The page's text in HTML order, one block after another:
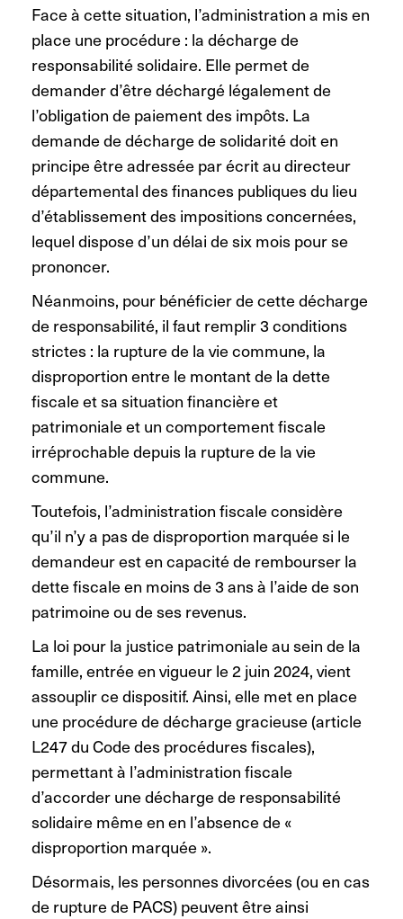
Face à cette situation, l’administration a mis en
place une procédure : la décharge de
responsabilité solidaire. Elle permet de
demander d’être déchargé légalement de
l’obligation de paiement des impôts. La
demande de décharge de solidarité doit en
principe être adressée par écrit au directeur
départemental des finances publiques du lieu
d’établissement des impositions concernées,
lequel dispose d’un délai de six mois pour se
prononcer.
Néanmoins, pour bénéficier de cette décharge
de responsabilité, il faut remplir 3 conditions
strictes : la rupture de la vie commune, la
disproportion entre le montant de la dette
fiscale et sa situation financière et
patrimoniale et un comportement fiscale
irréprochable depuis la rupture de la vie
commune.
Toutefois, l’administration fiscale considère
qu’il n’y a pas de disproportion marquée si le
demandeur est en capacité de rembourser la
dette fiscale en moins de 3 ans à l’aide de son
patrimoine ou de ses revenus.
La loi pour la justice patrimoniale au sein de la
famille, entrée en vigueur le 2 juin 2024, vient
assouplir ce dispositif. Ainsi, elle met en place
une procédure de décharge gracieuse (article
L247 du Code des procédures fiscales),
permettant à l’administration fiscale
d’accorder une décharge de responsabilité
solidaire même en en l’absence de «
disproportion marquée ».
Désormais, les personnes divorcées (ou en cas
de rupture de PACS) peuvent être ainsi